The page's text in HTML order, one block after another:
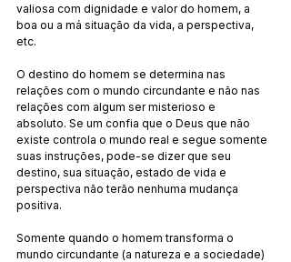
valiosa com dignidade e valor do homem, a
boa ou a má situação da vida, a perspectiva,
etc.
O destino do homem se determina nas
relações com o mundo circundante e não nas
relações com algum ser misterioso e
absoluto. Se um confia que o Deus que não
existe controla o mundo real e segue somente
suas instruções, pode-se dizer que seu
destino, sua situação, estado de vida e
perspectiva não terão nenhuma mudança
positiva.
Somente quando o homem transforma o
mundo circundante (a natureza e a sociedade)